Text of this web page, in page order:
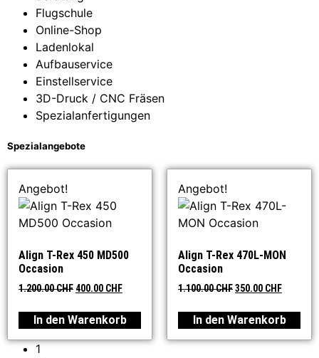
Flugschule
Online-Shop
Ladenlokal
Aufbauservice
Einstellservice
3D-Druck / CNC Fräsen
Spezialanfertigungen
Spezialangebote
Angebot!
Align T-Rex 450 MD500
Occasion
1.200.00CHF 400.00 CHF
In den Warenkorb
Angebot!
Align T-Rex 470L-MON
Occasion
1.100.00CHF350.00 CHF
In den Warenkorb
1